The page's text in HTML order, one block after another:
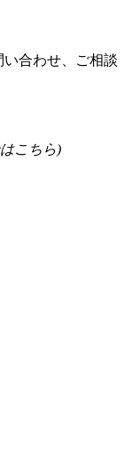
合わせ、ご相談
こちら)